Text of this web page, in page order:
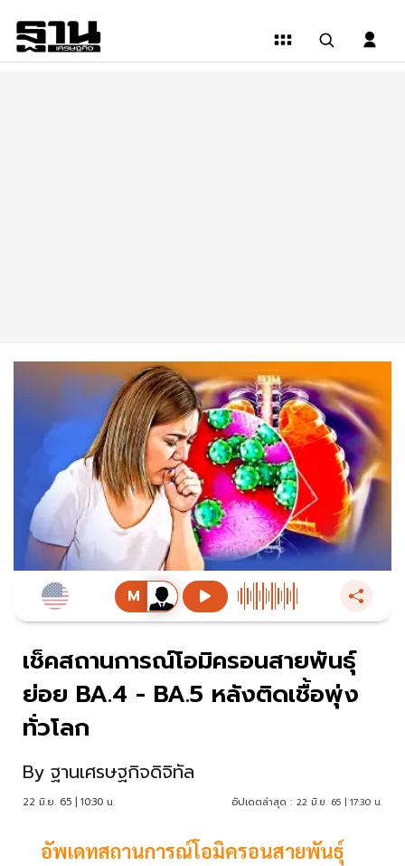
เช็คสถานการณ์โอมิครอนสายพันธุ์
ย่อย BA.4 - BA.5 หลังติดเชื้อพุ่ง
ทั่วโลก
By ฐานเศรษฐกิจดิจิทัล
22 มิ.ย. 65 | 10:30 น. อัปเดตล่าสุด : 22 มิ.ย. 65 | 17:30 น.
อัพเดทสถานการณ์โอมิครอนสายพันธุ์